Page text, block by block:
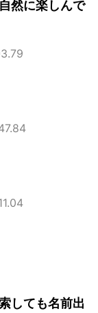
然に楽しんで
しても名前出